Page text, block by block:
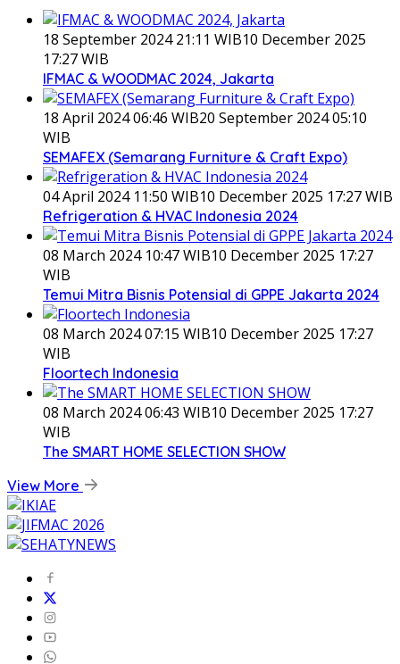
18 September 2024 21:11 WIB10 December 2025
17:27 WIB
IFMAC & WOODMAC 2024, Jakarta
18 April 2024 06:46 WIB20 September 2024 05:10
WIB
SEMAFEX (Semarang Furniture & Craft Expo)
04 April 2024 11:50 WIB10 December 2025 17:27 WIB
Refrigeration & HVAC Indonesia 2024
08 March 2024 10:47 WIB10 December 2025 17:27
WIB
Temui Mitra Bisnis Potensial di GPPE Jakarta 2024
08 March 2024 07:15 WIB10 December 2025 17:27
WIB
Floortech Indonesia
08 March 2024 06:43 WIB10 December 2025 17:27
WIB
The SMART HOME SELECTION SHOW
View More